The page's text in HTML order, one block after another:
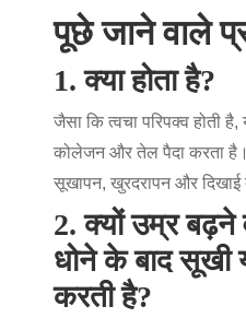
पूछे जाने वाले
1. क्या होता है?
जैसा कि त्वचा परिपक्व होती
कोलेजन और तेल पैदा करता है।
सूखापन, खुरदरापन और दिखाई
2. क्यों उम्र बढ़ने
धोने के बाद सूखी
करती है?